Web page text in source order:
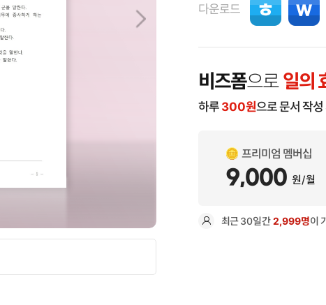
다운로드
비즈폼으로일의
하루 300원으로 문서 작
프리미엄 멤버십
9,000 원/월
최근30일간2,999명이